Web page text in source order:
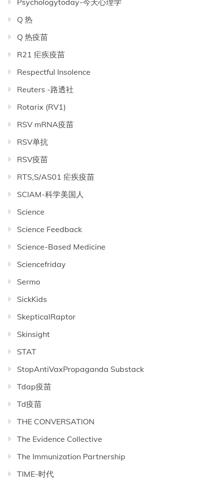
Psychologytoday-今天心理学
Q 热
Q 热疫苗
R21 疟疾疫苗
Respectful Insolence
Reuters -路透社
Rotarix (RV1)
RSV mRNA疫苗
RSV单抗
RSV疫苗
RTS,S/AS01 疟疾疫苗
SCIAM-科学美国人
Science
Science Feedback
Science-Based Medicine
Sciencefriday
Sermo
SickKids
SkepticalRaptor
Skinsight
STAT
StopAntiVaxPropaganda Substack
Tdap疫苗
Td疫苗
THE CONVERSATION
The Evidence Collective
The Immunization Partnership
TIME-时代